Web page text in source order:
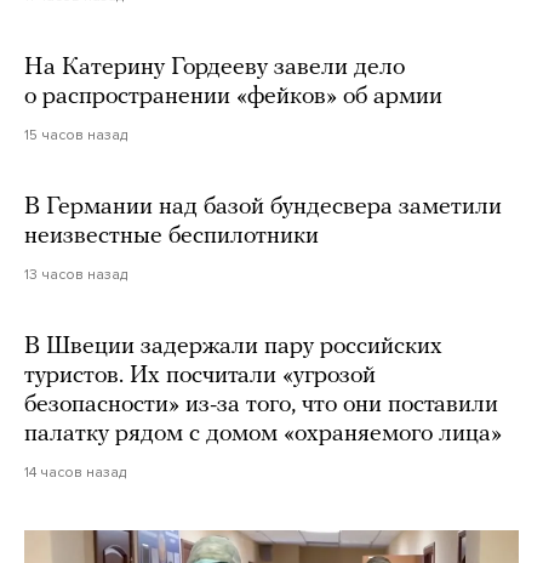
На Катерину Гордееву завели дело
о распространении «фейков» об армии
15 часов назад
В Германии над базой бундесвера заметили
неизвестные беспилотники
13 часов назад
В Швеции задержали пару российских
туристов. Их посчитали «угрозой
безопасности» из-за того, что они поставили
палатку рядом с домом «охраняемого лица»
14 часов назад